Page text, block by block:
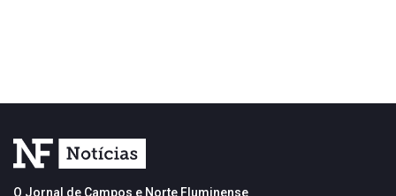
O Jornal de Campos e Norte Fluminense